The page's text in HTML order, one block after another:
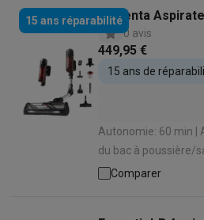
15 ans réparabilitéRowenta
0 avis
449,95 €
15 ans de
Autonomie: 60 min |
du bac à poussière/
miettes intégré: Oui
Comparer